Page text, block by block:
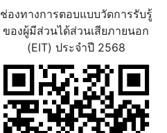
ช่องทางการตอบแบบวัดการรับรู้
ของผู้มีส่วนได้ส่วนเสียภายนอก
(EIT) ประจำปี 2568